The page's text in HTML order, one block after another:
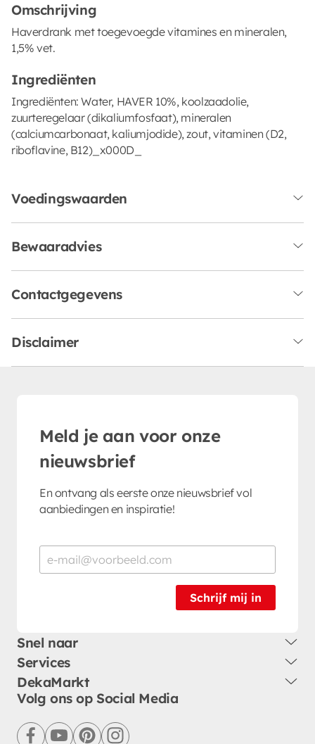
Omschrijving
Haverdrank met toegevoegde vitamines en mineralen,
1,5% vet.
Ingrediënten
Ingrediënten: Water, HAVER 10%, koolzaadolie,
zuurteregelaar (dikaliumfosfaat), mineralen
(calciumcarbonaat, kaliumjodide), zout, vitaminen (D2,
riboflavine, B12)_x000D_
Voedingswaarden
Bewaaradvies
Contactgegevens
Disclaimer
Meld je aan voor onze
nieuwsbrief
En ontvang als eerste onze nieuwsbrief vol
aanbiedingen en inspiratie!
Schrijf mij in
Snel naar
Services
DekaMarkt
Volg ons op Social Media